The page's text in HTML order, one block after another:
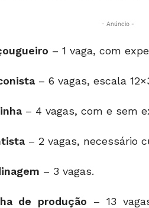
- Anúncio -
– 1 vaga, com
– 6 vagas, escala
– 4 vagas, com e sem
– 2 vagas, necessário
– 3 vagas.
de produção – 13